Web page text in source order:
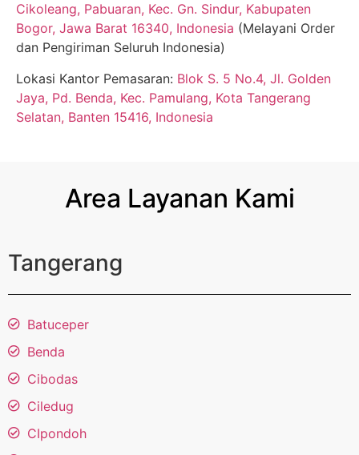
Cikoleang, Pabuaran, Kec. Gn. Sindur, Kabupaten
Bogor, Jawa Barat 16340, Indonesia (Melayani Order
dan Pengiriman Seluruh Indonesia)
Lokasi Kantor Pemasaran: Blok S. 5 No.4, Jl. Golden
Jaya, Pd. Benda, Kec. Pamulang, Kota Tangerang
Selatan, Banten 15416, Indonesia
Area Layanan Kami
Tangerang
Batuceper
Benda
Cibodas
Ciledug
CIpondoh